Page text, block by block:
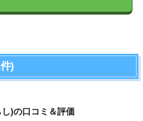
)
)の口コミ＆評価